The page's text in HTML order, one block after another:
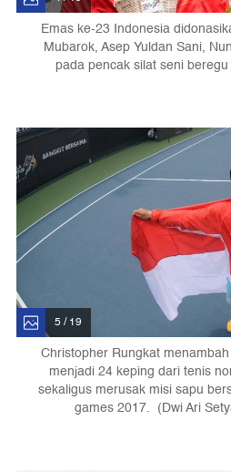
Emas ke-23 Indonesia
Mubarok, Asep Yuldan Sani,
pada pencak silat seni
5 / 19
Christopher Rungkat
menjadi 24 keping dari tenis
sekaligus merusak misi sapu
games 2017. (Dwi Ari